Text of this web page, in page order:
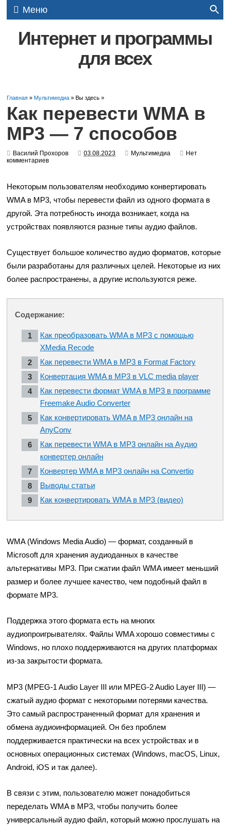
Меню
Интернет и программы
для всех
Главная »Мультимедиа » Вы здесь »
Как перевести WMA в
MP3 — 7 способов
Василий Прохоров 03.08.2023 Мультимедиа
Нет
комментариев
Некоторым пользователям необходимо конвертировать
WMA в MP3, чтобы перевести файл из одного формата в
другой. Эта потребность иногда возникает, когда на
устройствах появляются разные типы аудио файлов.
Существует большое количество аудио форматов, которые
были разработаны для различных целей. Некоторые из них
более распространены, а другие используются реже.
Содержание:
Как преобразовать WMA в MP3 с помощью
XMedia Recode
Как перевести WMA в MP3 в Format Factory
Конвертация WMA в MP3 в VLC media player
Как перевести формат WMA в MP3 в программе
Freemake Audio Converter
Как конвертировать WMA в MP3 онлайн на
AnyConv
Как перевести WMA в MP3 онлайн на Аудио
конвертер онлайн
Конвертер WMA в MP3 онлайн на Convertio
Выводы статьи
Как конвертировать WMA в MP3 (видео)
WMA (Windows Media Audio) — формат, созданный в
Microsoft для хранения аудиоданных в качестве
альтернативы MP3. При сжатии файл WMA имеет меньший
размер и более лучшее качество, чем подобный файл в
формате MP3.
Поддержка этого формата есть на многих
аудиопроигрывателях. Файлы WMA хорошо совместимы с
Windows, но плохо поддерживаются на других платформах
из-за закрытости формата.
MP3 (MPEG-1 Audio Layer III или MPEG-2 Audio Layer III) —
сжатый аудио формат с некоторыми потерями качества.
Это самый распространенный формат для хранения и
обмена аудиоинформацией. Он без проблем
поддерживается практически на всех устройствах и в
основных операционных системах (Windows, macOS, Linux,
Android, iOS и так далее).
В связи с этим, пользователю может понадобиться
переделать WMA в MP3, чтобы получить более
универсальный аудио файл, который можно прослушать на